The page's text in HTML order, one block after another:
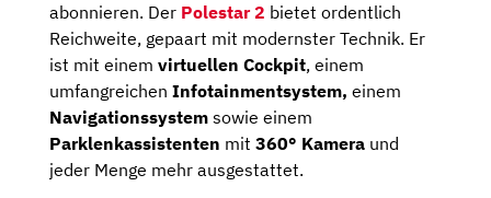
abonnieren. Der Polestar 2 bietet ordentlich
Reichweite, gepaart mit modernster Technik. Er
ist mit einem virtuellen Cockpit, einem
umfangreichen Infotainmentsystem, einem
Navigationssystem sowie einem
Parklenkassistenten mit 360° Kamera und
jeder Menge mehr ausgestattet.